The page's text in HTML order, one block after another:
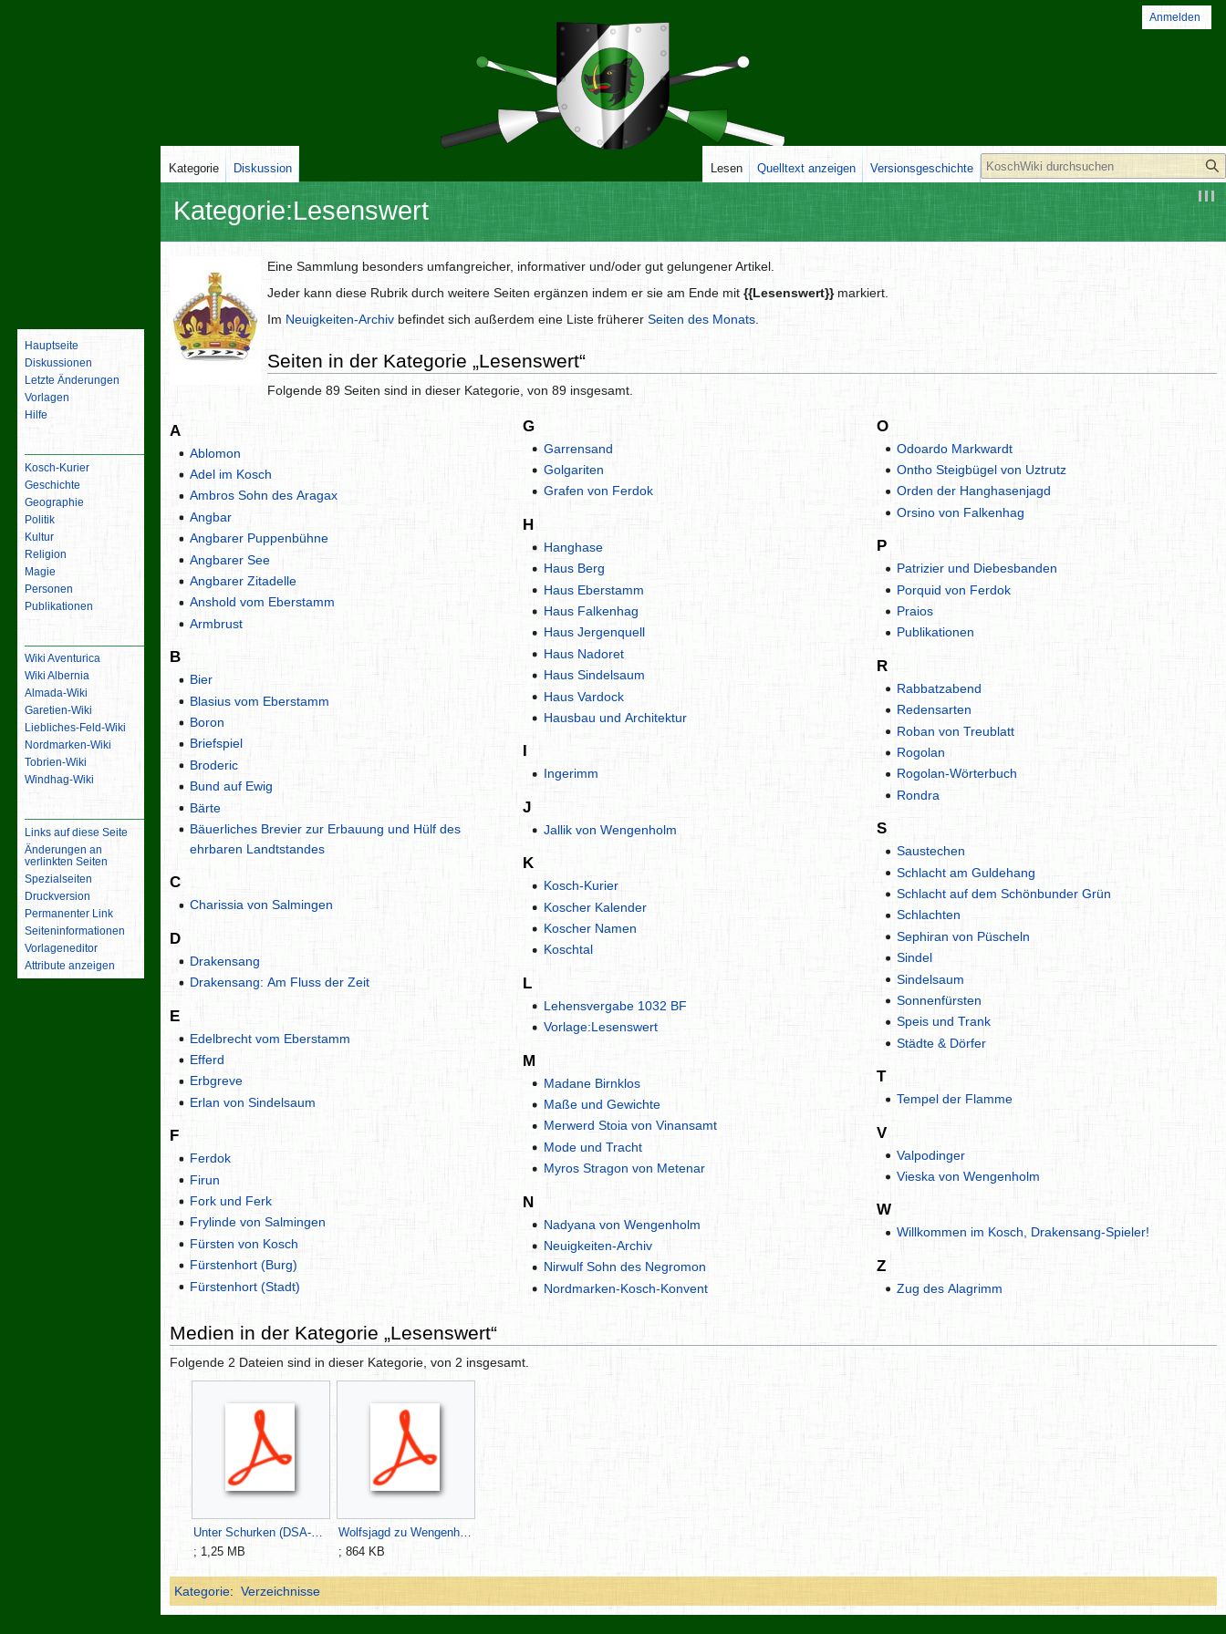
Kategorie:Lesenswert
Navigation
springen
springen
Eine Sammlung besonders umfangreicher, informativer und/oder gut gelungener Artikel.
Jeder kann diese Rubrik durch weitere Seiten ergänzen indem er sie am Ende mit {{Lesenswert}}markiert.
Im Neuigkeiten-Archiv befindet sich außerdem eine Liste früherer Seiten des Monats.
Seiten in der Kategorie „Lesenswert“
Folgende 89 Seiten sind in dieser Kategorie, von 89 insgesamt.
A
Ablomon
Adel im Kosch
Ambros Sohn des Aragax
Angbar
Angbarer Puppenbühne
Angbarer See
Angbarer Zitadelle
Anshold vom Eberstamm
Armbrust
B
Bier
Blasius vom Eberstamm
Boron
Briefspiel
Broderic
Bund auf Ewig
Bärte
Bäuerliches Brevier zur Erbauung und Hülf des
ehrbaren Landtstandes
C
Charissia von Salmingen
D
Drakensang
Drakensang: Am Fluss der Zeit
E
Edelbrecht vom Eberstamm
Efferd
Erbgreve
Erlan von Sindelsaum
F
Ferdok
Firun
Fork und Ferk
Frylinde von Salmingen
Fürsten von Kosch
Fürstenhort (Burg)
Fürstenhort (Stadt)
G
Garrensand
Golgariten
Grafen von Ferdok
H
Hanghase
Haus Berg
Haus Eberstamm
Haus Falkenhag
Haus Jergenquell
Haus Nadoret
Haus Sindelsaum
Haus Vardock
Hausbau und Architektur
Ingerimm
J
Jallik von Wengenholm
K
Kosch-Kurier
Koscher Kalender
Koscher Namen
Koschtal
L
Lehensvergabe 1032 BF
Vorlage:Lesenswert
M
Madane Birnklos
Maße und Gewichte
Merwerd Stoia von Vinansamt
Mode und Tracht
Myros Stragon von Metenar
N
Nadyana von Wengenholm
Neuigkeiten-Archiv
Nirwulf Sohn des Negromon
Nordmarken-Kosch-Konvent
O
Odoardo Markwardt
Ontho Steigbügel von Uztrutz
Orden der Hanghasenjagd
Orsino von Falkenhag
P
Patrizier und Diebesbanden
Porquid von Ferdok
Praios
Publikationen
R
Rabbatzabend
Redensarten
Roban von Treublatt
Rogolan
Rogolan-Wörterbuch
Rondra
S
Saustechen
Schlacht am Guldehang
Schlacht auf dem Schönbunder Grün
Schlachten
Sephiran von Püscheln
Sindel
Sindelsaum
Sonnenfürsten
Speis und Trank
Städte & Dörfer
T
Tempel der Flamme
V
Valpodinger
Vieska von Wengenholm
W
Willkommen im Kosch, Drakensang-Spieler!
Z
Zug des Alagrimm
Medien in der Kategorie „Lesenswert“
Folgende 2 Dateien sind in dieser Kategorie, von 2 insgesamt.
; 1,25 MB
; 864 KB
Kategorie: Verzeichnisse
Anmelden
Kategorie Diskussion Lesen Quelltext anzeigen Versionsgeschichte Suche
Hauptseite
Diskussionen
Letzte Änderungen
Vorlagen
Hilfe
Kosch-Kurier
Geschichte
Geographie
Politik
Kultur
Religion
Magie
Personen
Publikationen
Wiki Aventurica
Wiki Albernia
Almada-Wiki
Garetien-Wiki
Liebliches-Feld-Wiki
Nordmarken-Wiki
Tobrien-Wiki
Windhag-Wiki
Links auf diese Seite
Änderungen an
verlinkten Seiten
Spezialseiten
Druckversion
Permanenter Link
Seiten­­informationen
Vorlageneditor
Attribute anzeigen